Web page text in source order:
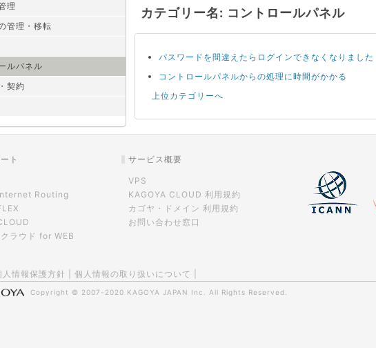
理
管理・移転
ルパネル
契約
カテゴリー名: コントロールパネル
パスワードを間違えたらログインできなくなりました
コントロールパネルからの処理に時間がかかる
上位カテゴリーへ
ト
Routing
ラウド for WEB
サービス概要
VPS
KAGOYA CLOUD 利用規約
カゴヤ・ドメイン 利用規約
お問い合わせ窓口
人情報保護方針 個人情報の取り扱いについて
Copyright © 2007-2020 KAGOYA JAPAN Inc. All Rights Reserved.